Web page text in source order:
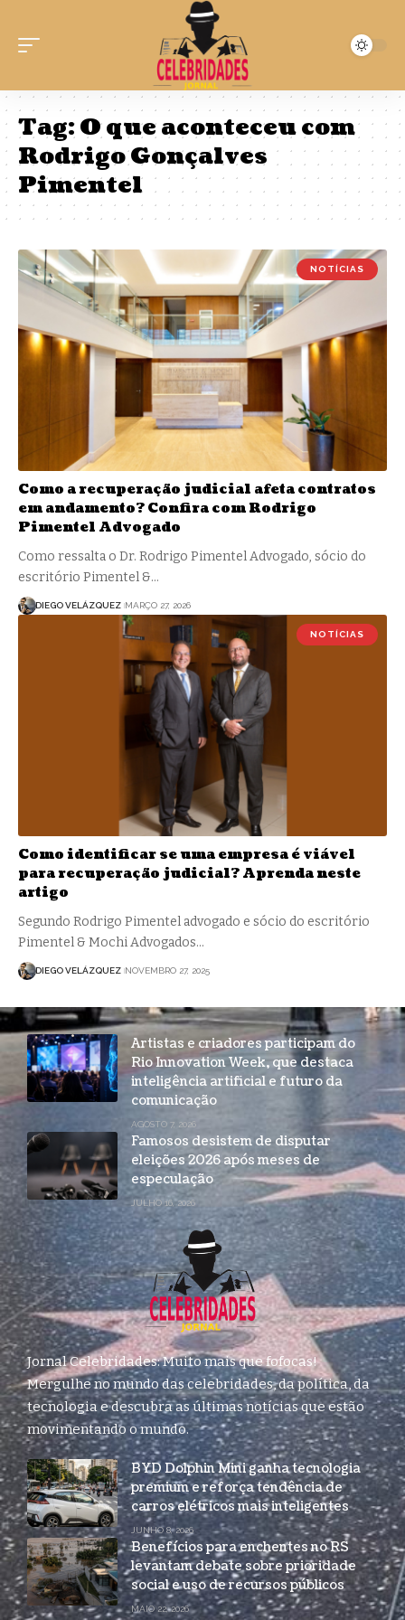
Tag:O que aconteceu com
Rodrigo Gonçalves
Pimentel
NOTÍCIAS
Como a recuperação judicial afeta contratos
em andamento? Confira com Rodrigo
Pimentel Advogado
Como ressalta o Dr. Rodrigo Pimentel Advogado, sócio do
escritório Pimentel &…
DIEGO VELÁZQUEZ MARÇO 27, 2026
NOTÍCIAS
Como identificar se uma empresa é viável
para recuperação judicial? Aprenda neste
artigo
Segundo Rodrigo Pimentel advogado e sócio do escritório
Pimentel & Mochi Advogados…
DIEGO VELÁZQUEZ NOVEMBRO 27, 2025
Artistas e criadores participam do
Rio Innovation Week, que destaca
inteligência artificial e futuro da
comunicação
AGOSTO 7, 2026
Famosos desistem de disputar
eleições 2026 após meses de
especulação
JULHO 16, 2026
Jornal Celebridades: Muito mais que fofocas!
Mergulhe no mundo das celebridades, da política, da
tecnologia e descubra as últimas notícias que estão
movimentando o mundo.
BYD Dolphin Mini ganha tecnologia
premium e reforça tendência de
carros elétricos mais inteligentes
JUNHO 8, 2026
Benefícios para enchentes no RS
levantam debate sobre prioridade
social e uso de recursos públicos
MAIO 22, 2026